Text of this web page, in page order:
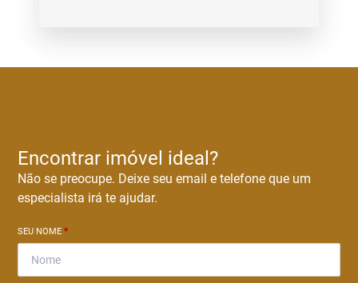
Encontrar imóvel ideal?
Não se preocupe. Deixe seu email e telefone que um
especialista irá te ajudar.
SEU NOME*